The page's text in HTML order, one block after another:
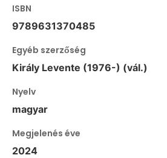
ISBN
9789631370485
Egyéb szerzőség
Király Levente (1976-) (vál.)
Nyelv
magyar
Megjelenés éve
2024